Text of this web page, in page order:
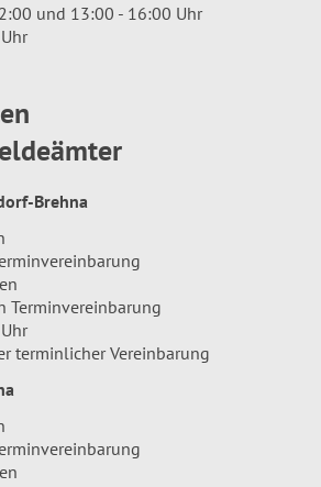
und 13:00 - 16:00 Uhr
Brehna
Terminvereinbarung
terminlicher Vereinbarung